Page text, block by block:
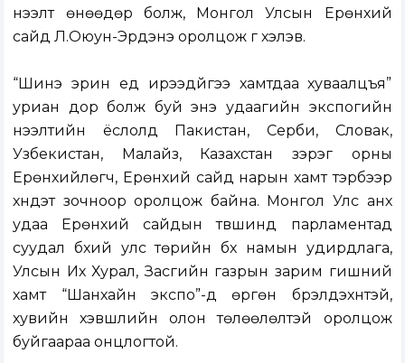
нээлт өнөөдөр болж, Монгол Улсын Ерөнхий
сайд Л.Оюун-Эрдэнэ оролцож үг хэлэв.
“Шинэ эрин үед ирээдүйгээ хамтдаа хуваалцъя”
уриан дор болж буй энэ удаагийн экспогийн
нээлтийн ёслолд Пакистан, Серби, Словак,
Узбекистан, Малайз, Казахстан зэрэг орны
Ерөнхийлөгч, Ерөнхий сайд нарын хамт тэрбээр
хүндэт зочноор оролцож байна. Монгол Улс анх
удаа Ерөнхий сайдын түвшинд парламентад
суудал бүхий улс төрийн бүх намын удирдлага,
Улсын Их Хурал, Засгийн газрын зарим гишүүний
хамт “Шанхайн экспо”-д өргөн бүрэлдэхүүнтэй,
хувийн хэвшлийн олон төлөөлөлтэй оролцож
буйгаараа онцлогтой.